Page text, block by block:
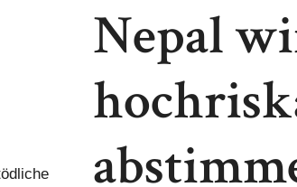
Nepal